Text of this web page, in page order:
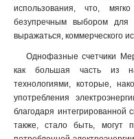
использования, что,
безупречным выбором для
выражаться, коммерческого
Однофазные счетчики
как большая часть из
технологиями, которые,
употребления
благодаря интегрированной
также, стало быть, могут